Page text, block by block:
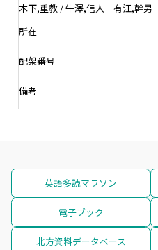
木下,重教 / 牛澤,信人 有江,幹
所在
配架番号
備考
英語多読マラソン
電子ブック
北方資料データベース